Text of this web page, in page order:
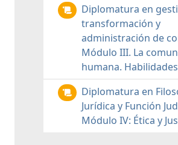
Diplomatura en
transformación y
administración de
Módulo III. La
humana. Habilidades
Diplomatura en
Jurídica y Función
Módulo IV: Ética y